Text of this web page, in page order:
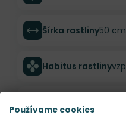
Šírka rastliny50 cm
Habitus rastliny
Používame cookies